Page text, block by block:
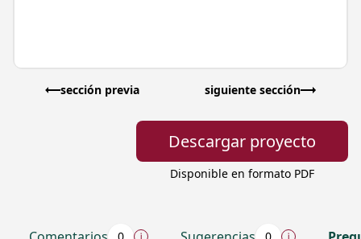
sección previa siguiente sección
Descargar proyecto
Disponible en formato PDF